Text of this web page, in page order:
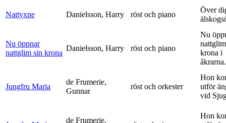
Nattyxne Danielsson, Harry röst och piano
Över
Nu öppnar
nattglim sin krona
Danielsson, Harry röst och piano
Nu
krona i
Jungfru Maria
de Frumerie,
Gunnar
röst och orkester
Hon
utför
vid
de Frumerie,
Hon